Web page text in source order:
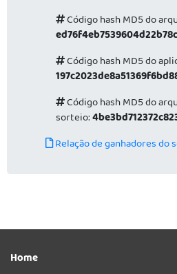
Código hash MD5 do
Código hash MD5 do
Código hash MD5 do
sorteio:
Relação de ganhadores do
Home